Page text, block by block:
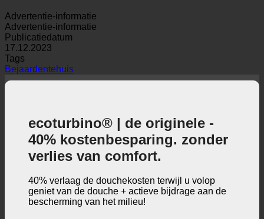
Advertentie-informatie
Advertentie-informatie
Publicatiedatum
17.12.2023
Tags
Bejaardentehuis
ecoturbino® | de originele -
40% kostenbesparing. zonder
verlies van comfort.
40% verlaag de douchekosten terwijl u volop
geniet van de douche + actieve bijdrage aan de